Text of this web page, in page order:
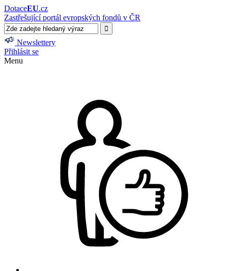
DotaceEU.cz
Zastřešující portál evropských fondů v ČR
Newslettery
Přihlásit se
Menu